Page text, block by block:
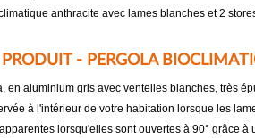
anthracite avec lames blanches et 2
PRODUIT - PERGOLA
en aluminium gris avec ventelles blanches, très
à l'intérieur de votre habitation lorsque les
lorsqu'elles sont ouvertes à 90° grâce à